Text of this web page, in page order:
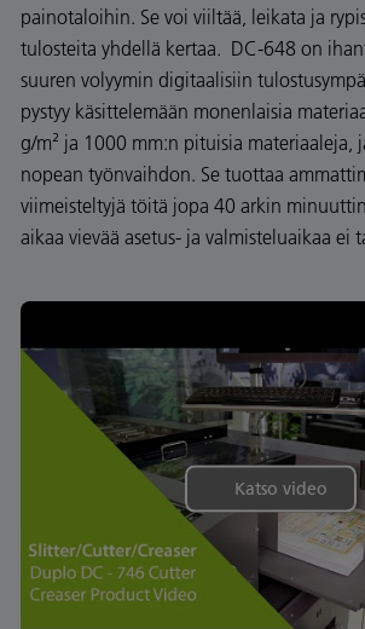
painotaloihin. Se voi viiltää, leikata ja
tulosteita yhdellä kertaa. DC-648 on
suuren volyymin digitaalisiin
pystyy käsittelemään monenlaisia
g/m² ja 1000 mm:n pituisia materiaaleja,
nopean työnvaihdon. Se tuottaa
viimeisteltyjä töitä jopa 40 arkin
aikaa vievää asetus- ja valmisteluaikaa ei
Katso video